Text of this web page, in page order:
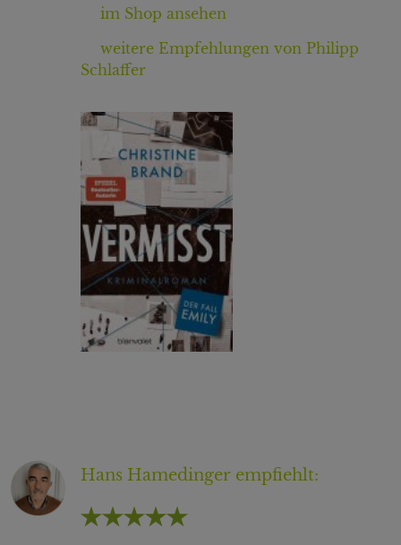
im Shop ansehen
weitere Empfehlungen von Philipp
Schlaffer
Hans Hamedinger empfiehlt: